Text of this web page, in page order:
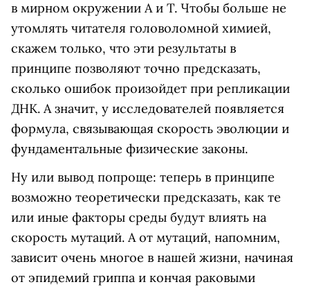
в мирном окружении А и Т. Чтобы больше не
утомлять читателя головоломной химией,
скажем только, что эти результаты в
принципе позволяют точно предсказать,
сколько ошибок произойдет при репликации
ДНК. А значит, у исследователей появляется
формула, связывающая скорость эволюции и
фундаментальные физические законы.
Ну или вывод попроще: теперь в принципе
возможно теоретически предсказать, как те
или иные факторы среды будут влиять на
скорость мутаций. А от мутаций, напомним,
зависит очень многое в нашей жизни, начиная
от эпидемий гриппа и кончая раковыми